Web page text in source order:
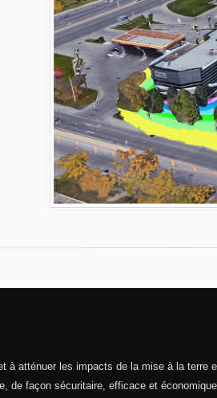
à atténuer les impacts de la mise à la terre
de façon sécuritaire, efficace et